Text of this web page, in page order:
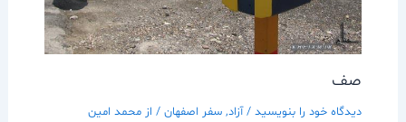
صف
دیدگاه‌ خود را بنویسید /آزاد, سفر اصفهان/ از محمد امین